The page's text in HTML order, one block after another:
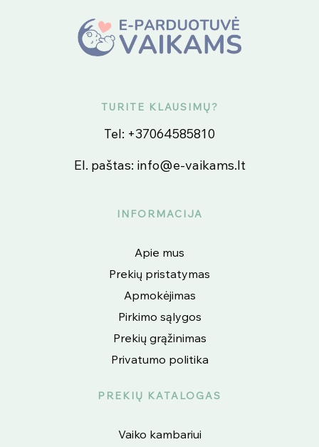
TURITE KLAUSIMŲ?
Tel: +37064585810
El. paštas: info@e-vaikams.lt
INFORMACIJA
Apie mus
Prekių pristatymas
Apmokėjimas
Pirkimo sąlygos
Prekių grąžinimas
Privatumo politika
PREKIŲ KATALOGAS
Vaiko kambariui